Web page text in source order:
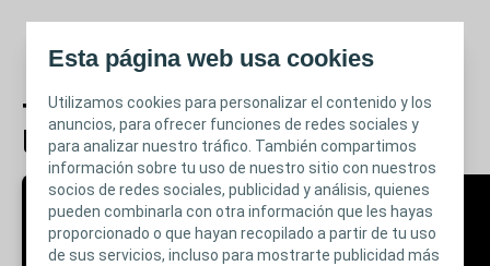
Esta página web usa cookies
Utilizamos cookies para personalizar el contenido y los
anuncios, para ofrecer funciones de redes sociales y
para analizar nuestro tráfico. También compartimos
información sobre tu uso de nuestro sitio con nuestros
socios de redes sociales, publicidad y análisis, quienes
pueden combinarla con otra información que les hayas
proporcionado o que hayan recopilado a partir de tu uso
de sus servicios, incluso para mostrarte publicidad más
Triángulo de evaluación de
las heridas